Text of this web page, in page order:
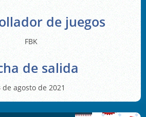
de juegos
FBK
de salida
de agosto de 2021